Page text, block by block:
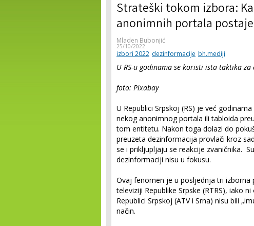
Strateški tokom izbora:
anonimnih portala
Mladen Bubonjić
25/10/2022
izbori 2022 dezinformacije bh.mediji
U RS-u godinama se koristi ista taktika
foto: Pixabay
U Republici Srpskoj (RS) je već
nekog anonimnog portala ili tabloida
tom entitetu. Nakon toga dolazi do
preuzeta dezinformacija provlači kroz
se i prikljupljaju se reakcije zvaničnika.
dezinformaciji nisu u fokusu.
Ovaj fenomen je u posljednja tri izborna
televiziji Republike Srpske (RTRS), iako
Republici Srpskoj (ATV i Srna) nisu bili
način.